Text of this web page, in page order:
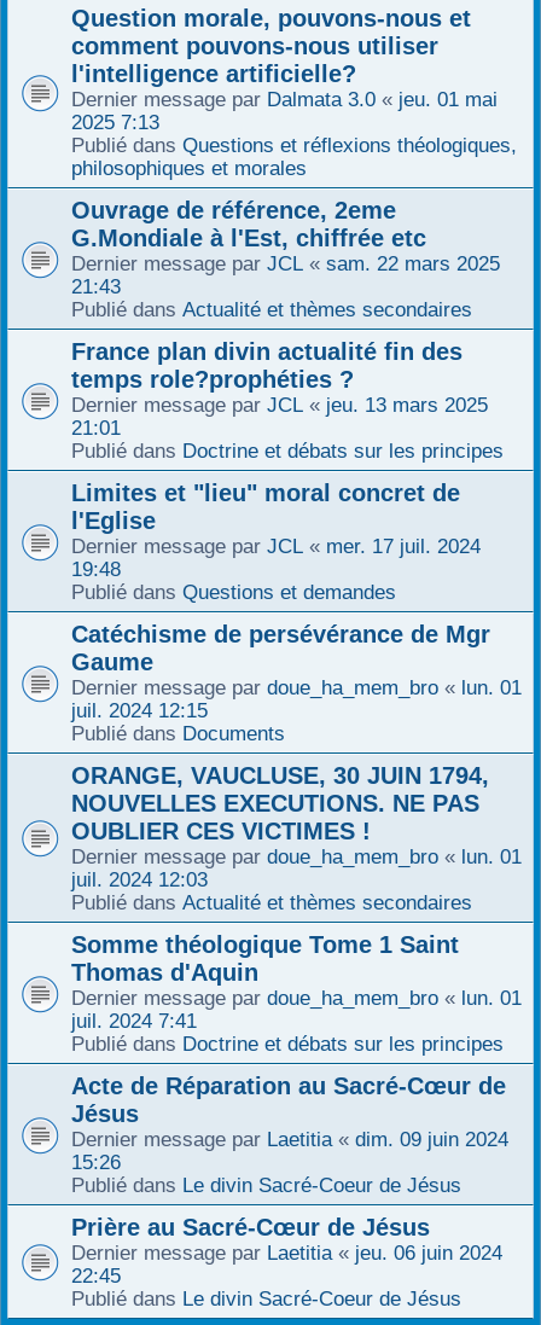
Question morale, pouvons-nous et
comment pouvons-nous utiliser
l'intelligence artificielle?
Dernier message par Dalmata 3.0 « jeu. 01 mai
2025 7:13
Publié dans Questions et réflexions théologiques,
philosophiques et morales
Ouvrage de référence, 2eme
G.Mondiale à l'Est, chiffrée etc
Dernier message par JCL « sam. 22 mars 2025
21:43
Publié dans Actualité et thèmes secondaires
France plan divin actualité fin des
temps role?prophéties ?
Dernier message par JCL « jeu. 13 mars 2025
21:01
Publié dans Doctrine et débats sur les principes
Limites et "lieu" moral concret de
l'Eglise
Dernier message par JCL « mer. 17 juil. 2024
19:48
Publié dans Questions et demandes
Catéchisme de persévérance de Mgr
Gaume
Dernier message par doue_ha_mem_bro « lun. 01
juil. 2024 12:15
Publié dans Documents
ORANGE, VAUCLUSE, 30 JUIN 1794,
NOUVELLES EXECUTIONS. NE PAS
OUBLIER CES VICTIMES !
Dernier message par doue_ha_mem_bro « lun. 01
juil. 2024 12:03
Publié dans Actualité et thèmes secondaires
Somme théologique Tome 1 Saint
Thomas d'Aquin
Dernier message par doue_ha_mem_bro « lun. 01
juil. 2024 7:41
Publié dans Doctrine et débats sur les principes
Acte de Réparation au Sacré-Cœur de
Jésus
Dernier message par Laetitia « dim. 09 juin 2024
15:26
Publié dans Le divin Sacré-Coeur de Jésus
Prière au Sacré-Cœur de Jésus
Dernier message par Laetitia « jeu. 06 juin 2024
22:45
Publié dans Le divin Sacré-Coeur de Jésus